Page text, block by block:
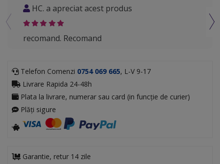
HC. a apreciat acest produs
recomand. Recomand
Telefon Comenzi 0754 069 665, L-V 9-17
Livrare Rapida 24-48h
Plata la livrare, numerar sau card (in funcție de curier)
Plăți sigure
Garantie, retur 14 zile